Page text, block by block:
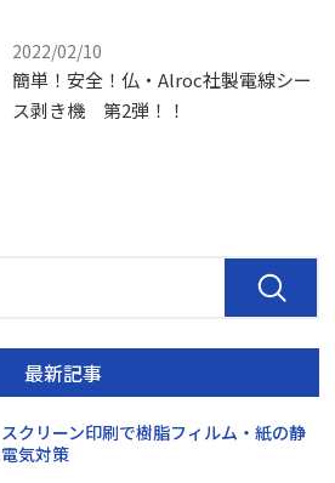
2022/02/10
簡単！安全！仏・Alroc社製電線シー
ス剥き機 第2弾！！
最新記事
スクリーン印刷で樹脂フィルム・紙の静
電気対策